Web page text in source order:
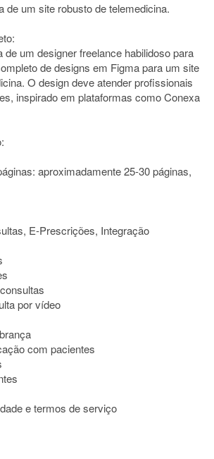
de um site robusto de telemedicina.
um designer freelance habilidoso para
de designs em Figma para um site
O design deve atender profissionais
inspirado em plataformas como Conexa
aproximadamente 25-30 páginas,
E-Prescrições, Integração
por vídeo
com pacientes
e termos de serviço